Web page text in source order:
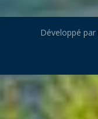
Développé par